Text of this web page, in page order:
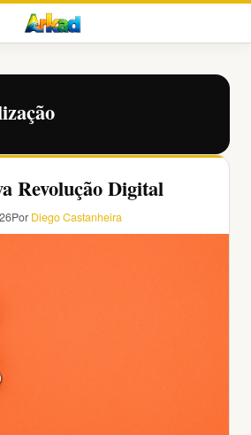
Revolução Digital
Por Diego Castanheira